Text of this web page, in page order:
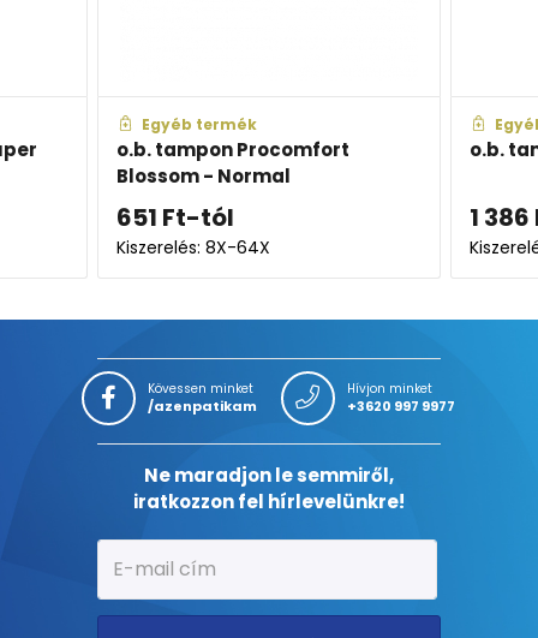
Egyéb termék
o.b. tampon Procomfort
Blossom - Normal
Ft-tól
Kiszerelés: 8X-64X
Egyéb
o.b.
1 386Ft-
Kiszerelés:
Kövessen minket
/azenpatikam
Hívjon minket
+3620 997 9977
Ne maradjon le semmiről,
iratkozzon fel hírlevelünkre!